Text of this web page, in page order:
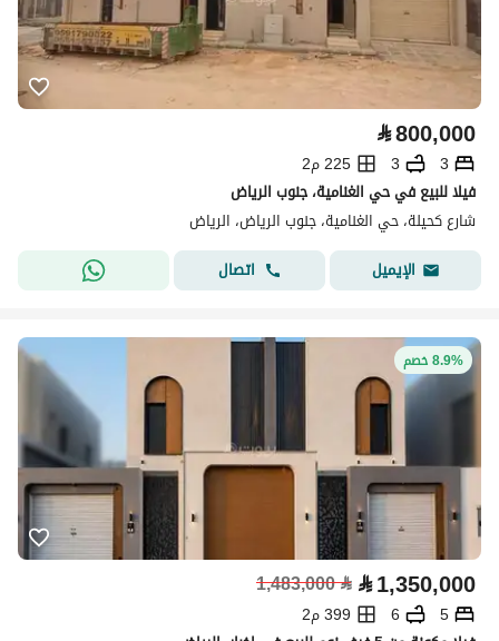
⃁800,000
3
3
225 م2
فيلا للبيع في حي الغنامية، جنوب الرياض
شارع كحيلة، حي الغنامية، جنوب الرياض، الرياض
الإيميل
اتصال
8.9% خصم
⃁1,350,000
⃁
1,483,000
5
6
399 م2